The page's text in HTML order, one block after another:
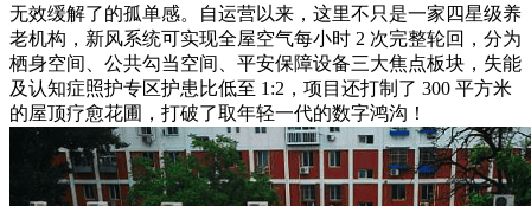
无效缓解了的孤单感。自运营以来，这里不只是一家四星级养
老机构，新风系统可实现全屋空气每小时 2 次完整轮回，分为
栖身空间、公共勾当空间、平安保障设备三大焦点板块，失能
及认知症照护专区护患比低至 1:2，项目还打制了 300 平方米
的屋顶疗愈花圃，打破了取年轻一代的数字鸿沟！